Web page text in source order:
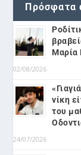
Πρόσφατα
Μαρία
02/08/2026
νίκη
του
24/07/2026